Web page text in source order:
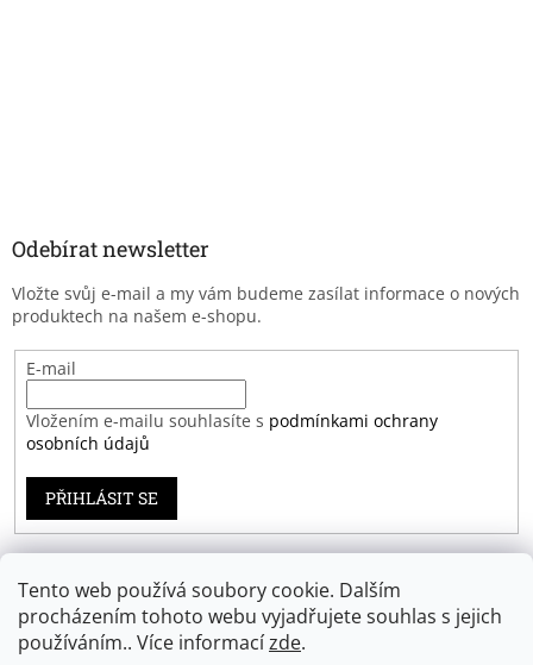
Tento web používá soubory cookie. Dalším
procházením tohoto webu vyjadřujete souhlas s jejich
používáním.. Více informacízde.
Odebírat newsletter
Vložte svůj e-mail a my vám budeme zasílat informace o nových
produktech na našem e-shopu.
E-mail
Vložením e-mailu souhlasíte s podmínkami ochrany
osobních údajů
PŘIHLÁSIT SE
Záruka spokojenosti